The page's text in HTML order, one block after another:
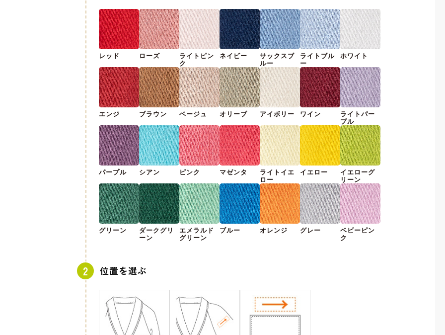
レッド ローズ
ライトピン
ク
ネイビー
サックスブ
ルー
ライトブル
ー
ホワイト
エンジ ブラウン ベージュ オリーブ アイボリー ワイン
ライトパー
プル
パープル シアン ピンク マゼンタ
ライトイエ
ロー
イエロー
イエローグ
リーン
グリーン
ダークグリ
ーン
エメラルド
グリーン
ブルー オレンジ グレー
ベビーピン
ク
位置を選ぶ